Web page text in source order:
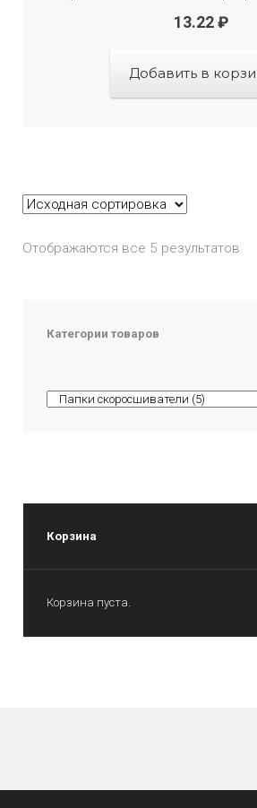
13.22 ₽
Добавить в
Отображаются все 5 результатов
Категории товаров
Корзина
Корзина пуста.